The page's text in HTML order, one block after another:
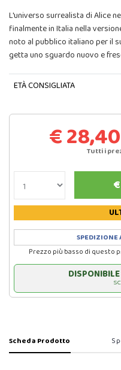
L'universo surrealista di Alice
finalmente in Italia nella
noto al pubblico italiano per il
getta uno sguardo nuovo e
ETÀ CONSIGLIATA
€ 28,40
Tutti i
€
SPEDIZIONE
Prezzo più basso di questo
Scheda Prodotto